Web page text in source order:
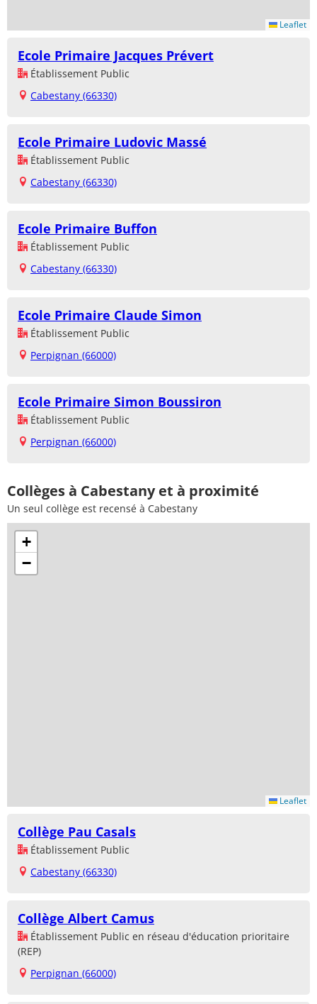
Leaflet
Ecole Primaire Jacques Prévert
Établissement Public
Cabestany (66330)
Ecole Primaire Ludovic Massé
Établissement Public
Cabestany (66330)
Ecole Primaire Buffon
Établissement Public
Cabestany (66330)
Ecole Primaire Claude Simon
Établissement Public
Perpignan (66000)
Ecole Primaire Simon Boussiron
Établissement Public
Perpignan (66000)
Collèges à Cabestany et à proximité
Un seul collège est recensé à Cabestany
+
−
Leaflet
Collège Pau Casals
Établissement Public
Cabestany (66330)
Collège Albert Camus
Établissement Public en réseau d'éducation prioritaire
(REP)
Perpignan (66000)